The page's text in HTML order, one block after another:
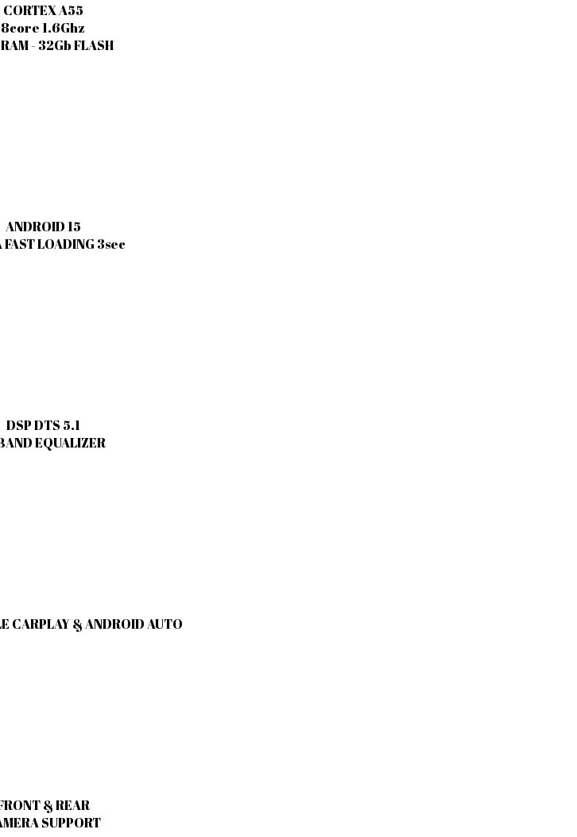
CORTEX A55
8core 1.6Ghz
- 32Gb FLASH
ANDROID 15
FAST LOADING 3sec
DSP DTS 5.1
EQUALIZER
CARPLAY & ANDROID AUTO
& REAR
SUPPORT